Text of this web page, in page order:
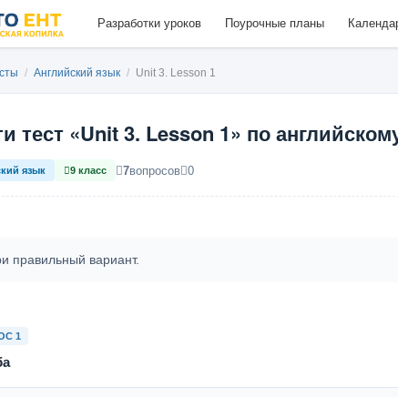
Разработки уроков Поурочные планы
/ Английский язык / Unit 3. Lesson 1
тест «Unit 3. Lesson 1» по
язык 9 класс 7вопросов 0
правильный вариант.
1